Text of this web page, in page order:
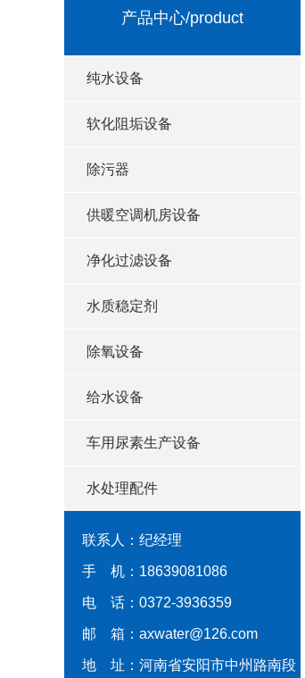
产品中心/product
纯水设备
软化阻垢设备
除污器
供暖空调机房设备
净化过滤设备
水质稳定剂
除氧设备
给水设备
车用尿素生产设备
水处理配件
联系人：纪经理
手 机：18639081086
电 话：0372-3936359
邮 箱：axwater@126.com
地 址：河南省安阳市中州路南段